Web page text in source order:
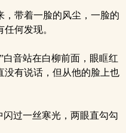
带着一脸的风尘，一脸的
何发现。
音站在白柳前面，眼眶红
没有说话，但从他的脸上也
过一丝寒光，两眼直勾勾